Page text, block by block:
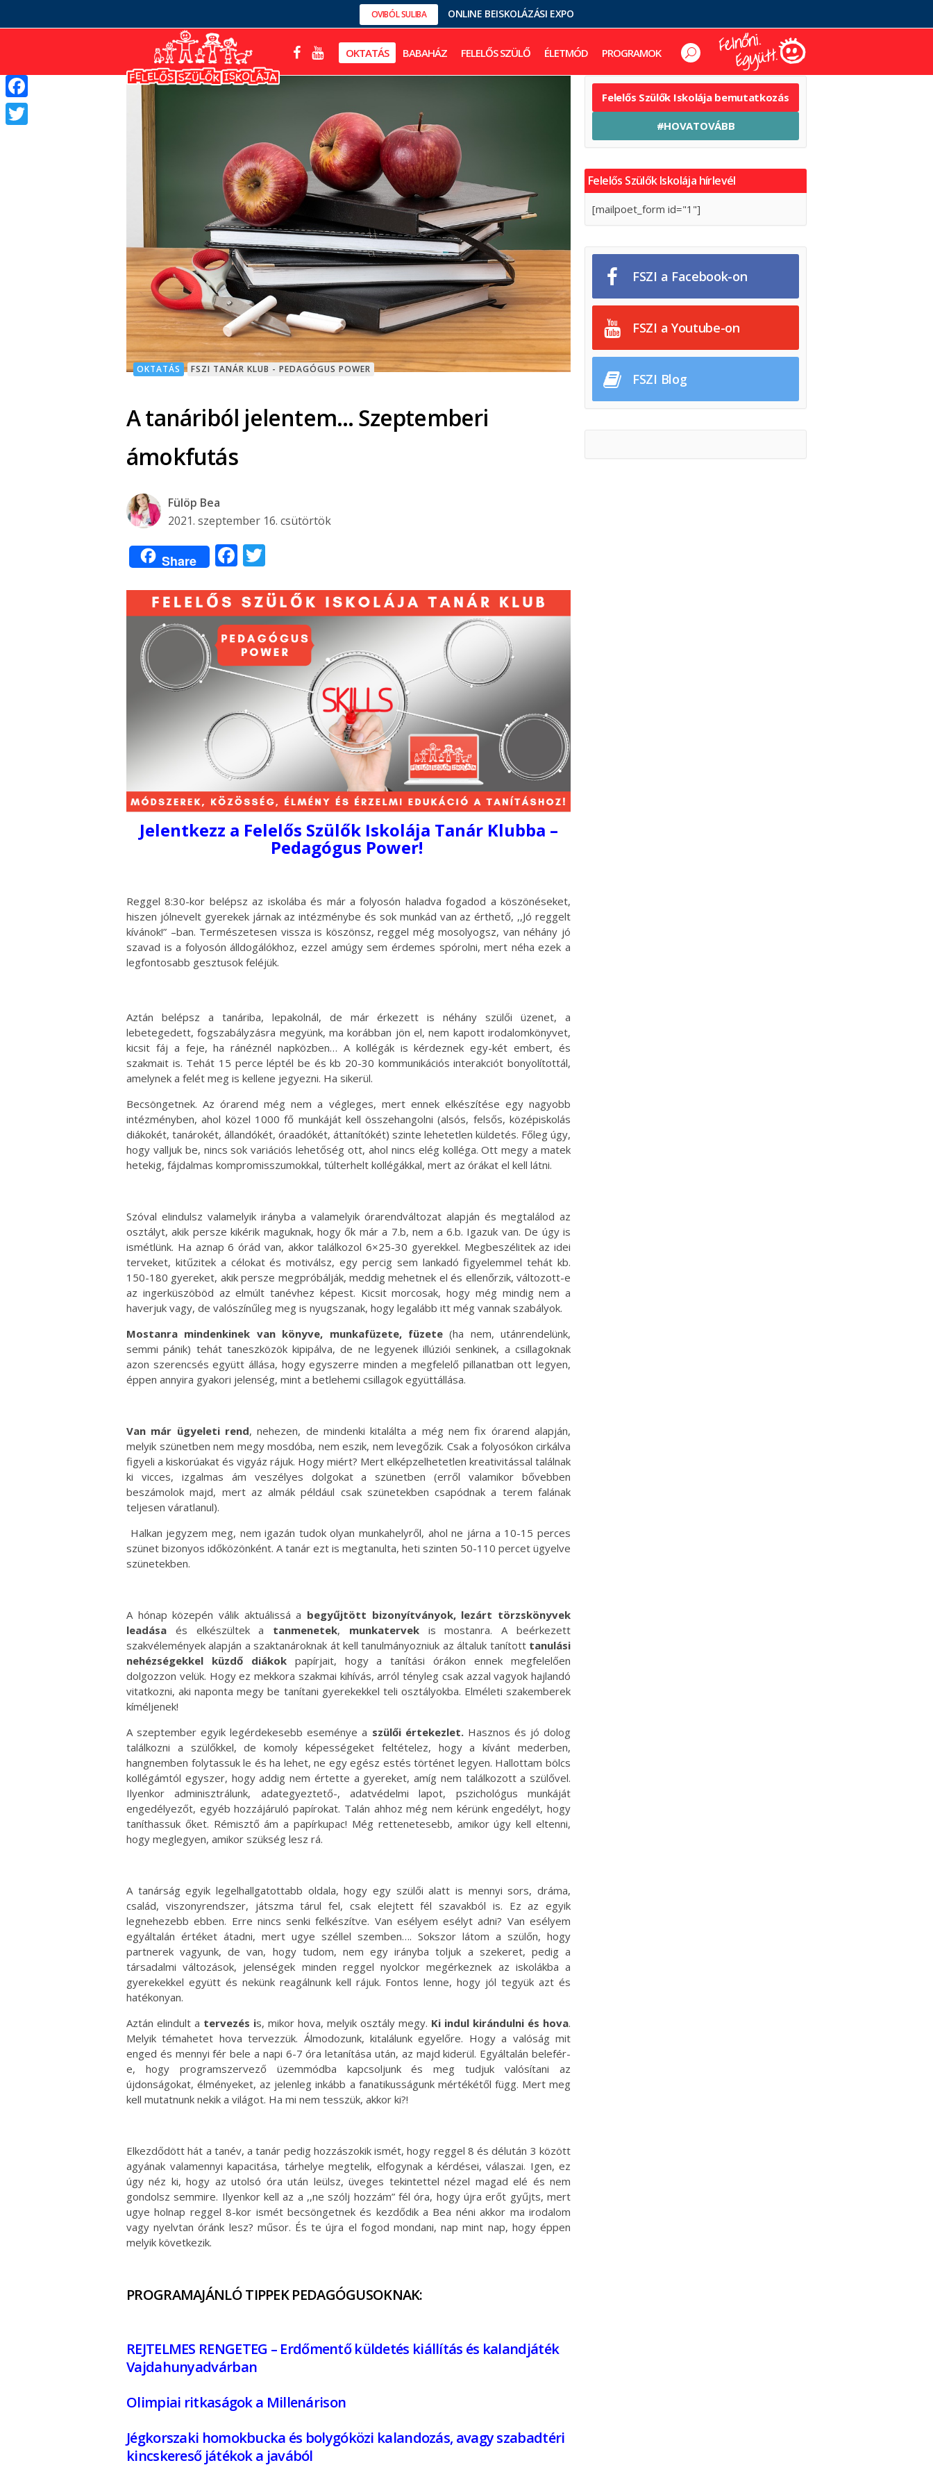
OVIBÓL SULIBA ONLINE BEISKOLÁZÁSI EXPO
OKTATÁS BABAHÁZ FELELŐS SZÜLŐ ÉLETMÓD PROGRAMOK
OKTATÁS FSZI TANÁR KLUB - PEDAGÓGUS POWER
A tanáriból jelentem… Szeptemberi
ámokfutás
Fülöp Bea
2021. szeptember 16. csütörtök
Share Facebook
Jelentkezz a Felelős Szülők Iskolája Tanár Klubba –
Pedagógus Power!
Reggel 8:30-kor belépsz az iskolába és már a folyosón haladva fogadod a köszönéseket,
hiszen jólnevelt gyerekek járnak az intézménybe és sok munkád van az érthető, ,,Jó reggelt
kívánok!” –ban. Természetesen vissza is köszönsz, reggel még mosolyogsz, van néhány jó
szavad is a folyosón álldogálókhoz, ezzel amúgy sem érdemes spórolni, mert néha ezek a
legfontosabb gesztusok feléjük.
Aztán belépsz a tanáriba, lepakolnál, de már érkezett is néhány szülői üzenet, a
lebetegedett, fogszabályzásra megyünk, ma korábban jön el, nem kapott irodalomkönyvet,
kicsit fáj a feje, ha ránéznél napközben… A kollégák is kérdeznek egy-két embert, és
szakmait is. Tehát 15 perce léptél be és kb 20-30 kommunikációs interakciót bonyolítottál,
amelynek a felét meg is kellene jegyezni. Ha sikerül.
Becsöngetnek. Az órarend még nem a végleges, mert ennek elkészítése egy nagyobb
intézményben, ahol közel 1000 fő munkáját kell összehangolni (alsós, felsős, középiskolás
diákokét, tanárokét, állandókét, óraadókét, áttanítókét) szinte lehetetlen küldetés. Főleg úgy,
hogy valljuk be, nincs sok variációs lehetőség ott, ahol nincs elég kolléga. Ott megy a matek
hetekig, fájdalmas kompromisszumokkal, túlterhelt kollégákkal, mert az órákat el kell látni.
Szóval elindulsz valamelyik irányba a valamelyik órarendváltozat alapján és megtalálod az
osztályt, akik persze kikérik maguknak, hogy ők már a 7.b, nem a 6.b. Igazuk van. De úgy is
ismétlünk. Ha aznap 6 órád van, akkor találkozol 6×25-30 gyerekkel. Megbeszélitek az idei
terveket, kitűzitek a célokat és motiválsz, egy percig sem lankadó figyelemmel tehát kb.
150-180 gyereket, akik persze megpróbálják, meddig mehetnek el és ellenőrzik, változott-e
az ingerküszöböd az elmúlt tanévhez képest. Kicsit morcosak, hogy még mindig nem a
haverjuk vagy, de valószínűleg meg is nyugszanak, hogy legalább itt még vannak szabályok.
Mostanra mindenkinek van könyve, munkafüzete, füzete(ha nem, utánrendelünk,
semmi pánik) tehát taneszközök kipipálva, de ne legyenek illúziói senkinek, a csillagoknak
azon szerencsés együtt állása, hogy egyszerre minden a megfelelő pillanatban ott legyen,
éppen annyira gyakori jelenség, mint a betlehemi csillagok együttállása.
Van már ügyeleti rend, nehezen, de mindenki kitalálta a még nem fix órarend alapján,
melyik szünetben nem megy mosdóba, nem eszik, nem levegőzik. Csak a folyosókon cirkálva
figyeli a kiskorúakat és vigyáz rájuk. Hogy miért? Mert elképzelhetetlen kreativitással találnak
ki vicces, izgalmas ám veszélyes dolgokat a szünetben (erről valamikor bővebben
beszámolok majd, mert az almák például csak szünetekben csapódnak a terem falának
teljesen váratlanul).
Halkan jegyzem meg, nem igazán tudok olyan munkahelyről, ahol ne járna a 10-15 perces
szünet bizonyos időközönként. A tanár ezt is megtanulta, heti szinten 50-110 percet ügyelve
szünetekben.
A hónap közepén válik aktuálissá a begyűjtött bizonyítványok, lezárt törzskönyvek
leadása és elkészültek a tanmenetek, munkatervek is mostanra. A beérkezett
szakvélemények alapján a szaktanároknak át kell tanulmányozniuk az általuk tanított tanulási
nehézségekkel küzdő diákokpapírjait, hogy a tanítási órákon ennek megfelelően
dolgozzon velük. Hogy ez mekkora szakmai kihívás, arról tényleg csak azzal vagyok hajlandó
vitatkozni, aki naponta megy be tanítani gyerekekkel teli osztályokba. Elméleti szakemberek
kíméljenek!
A szeptember egyik legérdekesebb eseménye a szülői értekezlet. Hasznos és jó dolog
találkozni a szülőkkel, de komoly képességeket feltételez, hogy a kívánt mederben,
hangnemben folytassuk le és ha lehet, ne egy egész estés történet legyen. Hallottam bölcs
kollégámtól egyszer, hogy addig nem értette a gyereket, amíg nem találkozott a szülővel.
Ilyenkor adminisztrálunk, adategyeztető-, adatvédelmi lapot, pszichológus munkáját
engedélyezőt, egyéb hozzájáruló papírokat. Talán ahhoz még nem kérünk engedélyt, hogy
taníthassuk őket. Rémisztő ám a papírkupac! Még rettenetesebb, amikor úgy kell eltenni,
hogy meglegyen, amikor szükség lesz rá.
A tanárság egyik legelhallgatottabb oldala, hogy egy szülői alatt is mennyi sors, dráma,
család, viszonyrendszer, játszma tárul fel, csak elejtett fél szavakból is. Ez az egyik
legnehezebb ebben. Erre nincs senki felkészítve. Van esélyem esélyt adni? Van esélyem
egyáltalán értéket átadni, mert ugye széllel szemben…. Sokszor látom a szülőn, hogy
partnerek vagyunk, de van, hogy tudom, nem egy irányba toljuk a szekeret, pedig a
társadalmi változások, jelenségek minden reggel nyolckor megérkeznek az iskolákba a
gyerekekkel együtt és nekünk reagálnunk kell rájuk. Fontos lenne, hogy jól tegyük azt és
hatékonyan.
Aztán elindult a tervezés is, mikor hova, melyik osztály megy. Ki indul kirándulni és hova.
Melyik témahetet hova tervezzük. Álmodozunk, kitalálunk egyelőre. Hogy a valóság mit
enged és mennyi fér bele a napi 6-7 óra letanítása után, az majd kiderül. Egyáltalán belefér-
e, hogy programszervező üzemmódba kapcsoljunk és meg tudjuk valósítani az
újdonságokat, élményeket, az jelenleg inkább a fanatikusságunk mértékétől függ. Mert meg
kell mutatnunk nekik a világot. Ha mi nem tesszük, akkor ki?!
Elkezdődött hát a tanév, a tanár pedig hozzászokik ismét, hogy reggel 8 és délután 3 között
agyának valamennyi kapacitása, tárhelye megtelik, elfogynak a kérdései, válaszai. Igen, ez
úgy néz ki, hogy az utolsó óra után leülsz, üveges tekintettel nézel magad elé és nem
gondolsz semmire. Ilyenkor kell az a ,,ne szólj hozzám” fél óra, hogy újra erőt gyűjts, mert
ugye holnap reggel 8-kor ismét becsöngetnek és kezdődik a Bea néni akkor ma irodalom
vagy nyelvtan óránk lesz? műsor. És te újra el fogod mondani, nap mint nap, hogy éppen
melyik következik.
PROGRAMAJÁNLÓ TIPPEK PEDAGÓGUSOKNAK:
REJTELMES RENGETEG – Erdőmentő küldetés kiállítás és kalandjáték
Vajdahunyadvárban
Olimpiai ritkaságok a Millenárison
Jégkorszaki homokbucka és bolygóközi kalandozás, avagy szabadtéri
kincskereső játékok a javából
Felelős Szülők Iskolája bemutatkozás
#HOVATOVÁBB
Felelős Szülők Iskolája hírlevél
[mailpoet_form id="1"]
FSZI a Facebook-on
FSZI a Youtube-on
FSZI Blog
Facebook